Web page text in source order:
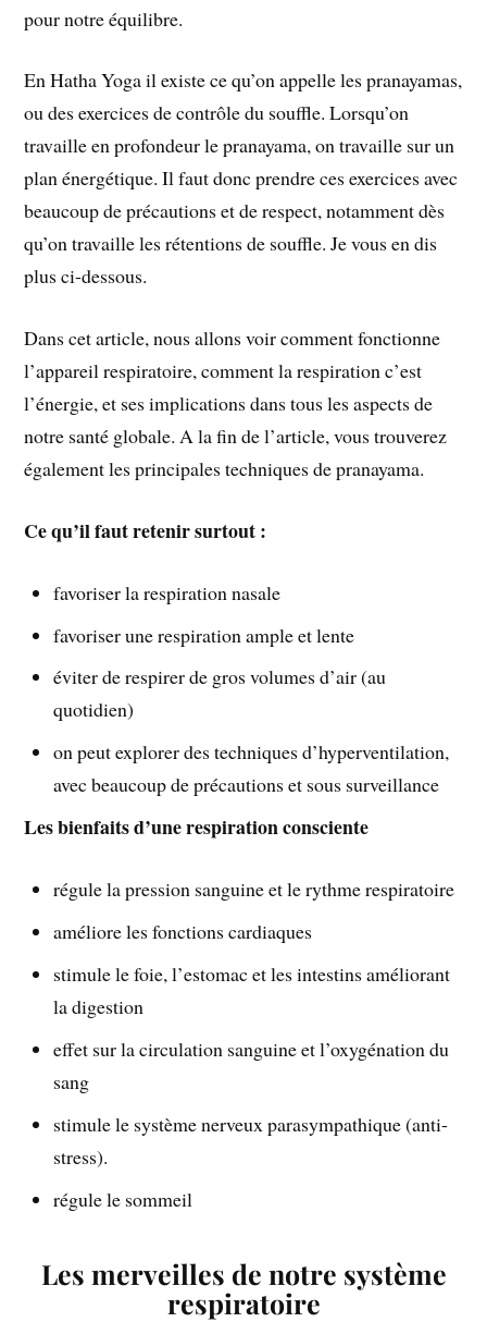
pour notre équilibre.
En Hatha Yoga il existe ce qu’on appelle les pranayamas,
ou des exercices de contrôle du souffle. Lorsqu’on
travaille en profondeur le pranayama, on travaille sur un
plan énergétique. Il faut donc prendre ces exercices avec
beaucoup de précautions et de respect, notamment dès
qu’on travaille les rétentions de souffle. Je vous en dis
plus ci-dessous.
Dans cet article, nous allons voir comment fonctionne
l’appareil respiratoire, comment la respiration c’est
l’énergie, et ses implications dans tous les aspects de
notre santé globale. A la fin de l’article, vous trouverez
également les principales techniques de pranayama.
Ce qu’il faut retenir surtout :
favoriser la respiration nasale
favoriser une respiration ample et lente
éviter de respirer de gros volumes d’air (au
quotidien)
on peut explorer des techniques d’hyperventilation,
avec beaucoup de précautions et sous surveillance
Les bienfaits d’une respiration consciente
régule la pression sanguine et le rythme respiratoire
améliore les fonctions cardiaques
stimule le foie, l’estomac et les intestins améliorant
la digestion
effet sur la circulation sanguine et l’oxygénation du
sang
stimule le système nerveux parasympathique (anti-
stress).
régule le sommeil
Les merveilles de notre système
respiratoire